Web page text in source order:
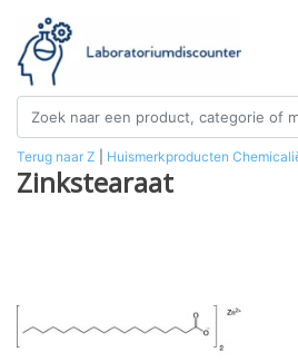
Terug naar Z Huismerkproducten
Zinkstearaat